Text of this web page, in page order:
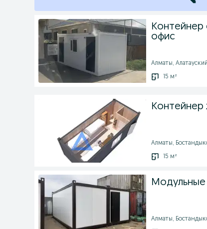
Контейнер
офис
Алматы,
15 м²
Контейнер
Алматы,
15 м²
Модульные
Алматы,